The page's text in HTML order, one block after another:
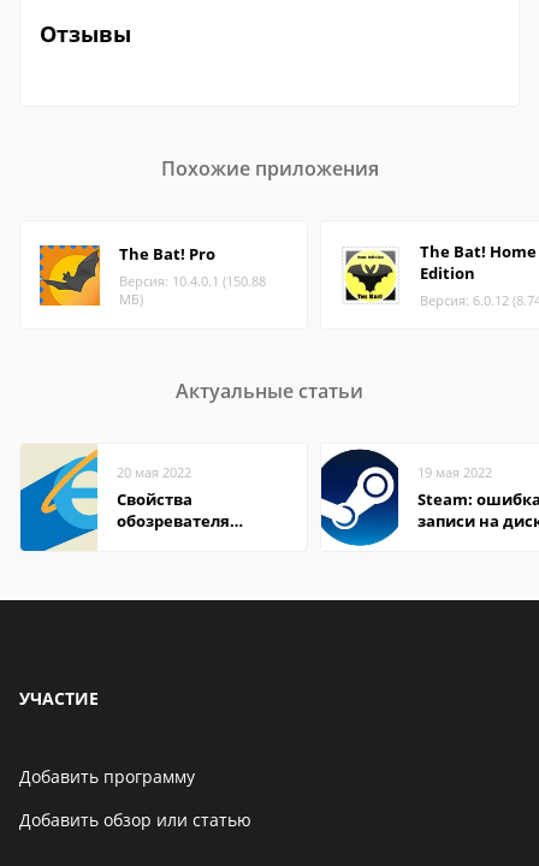
Отзывы
Похожие приложения
The Bat! Pro
Версия: 10.4.0.1 (150.88
МБ)
The Bat! Home
Edition
Версия: 6.0.12
Актуальные статьи
20 мая 2022
Свойства
обозревателя
19 мая 2022
Steam:
записи на
УЧАСТИЕ
Добавить программу
Добавить обзор или статью